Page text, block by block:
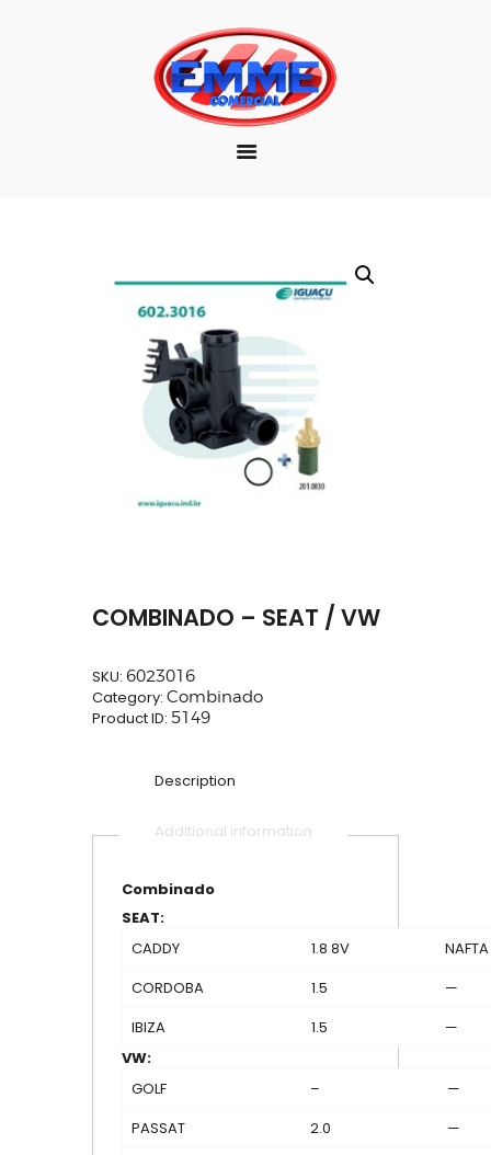
EMPRESA
MARCAS
PRODUTOS
COMBINADO – SEAT / VW
SKU: 6023016
Category: Combinado
Product ID: 5149
Description
Additional information
Combinado
SEAT:
CADDY
1.8 8V
NAFTA
CORDOBA
1.5
—
IBIZA
1.5
—
VW:
GOLF
–
—
PASSAT
2.0
—